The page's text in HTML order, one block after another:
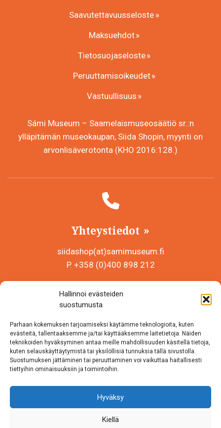
Hallinnoi evästeiden
suostumusta
Parhaan kokemuksen tarjoamiseksi käytämme teknologioita, kuten
evästeitä, tallentaaksemme ja/tai käyttääksemme laitetietoja. Näiden
tekniikoiden hyväksyminen antaa meille mahdollisuuden käsitellä tietoja,
kuten selauskäyttäytymistä tai yksilöllisiä tunnuksia tällä sivustolla.
Suostumuksen jättäminen tai peruuttaminen voi vaikuttaa haitallisesti
tiettyihin ominaisuuksiin ja toimintoihin.
Hyväksy
Kiellä
Saavutettavuusseloste
Maksuehdot
Tietosuojaseloste
Peruuttamisoikeudet
Vastuullisuus
Sámi Museum – Saamelaismuseosäätiö sr.:n
ylläpitämän museokaupan, Siida Shopin, myynti on
arvonlisäverotonta (KHO 2016:128.)
Yhteystiedot
siidashop(at)samimuseum.fi
P. +358 (0)400 898 212
Y-tunnus 0625907-2
Inarintie 46
99870 Inari
Löydät meidät myös somesta!
Instagram
Facebook